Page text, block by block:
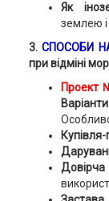
Як
землею і
3.СПОСОБИ
при відміні
Проект